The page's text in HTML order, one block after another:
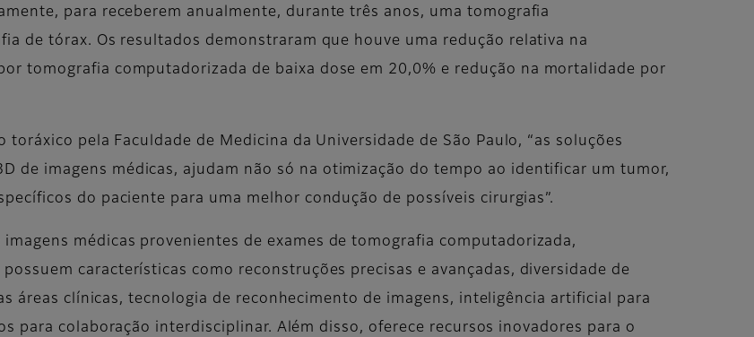
para receberem anualmente, durante três anos, uma tomografia
de tórax. Os resultados demonstraram que houve uma redução relativa na
tomografia computadorizada de baixa dose em 20,0% e redução na mortalidade por
toráxico pela Faculdade de Medicina da Universidade de São Paulo, “as soluções
de imagens médicas, ajudam não só na otimização do tempo ao identificar um tumor,
do paciente para uma melhor condução de possíveis cirurgias”.
médicas provenientes de exames de tomografia computadorizada,
características como reconstruções precisas e avançadas, diversidade de
áreas clínicas, tecnologia de reconhecimento de imagens, inteligência artificial para
para colaboração interdisciplinar. Além disso, oferece recursos inovadores para o